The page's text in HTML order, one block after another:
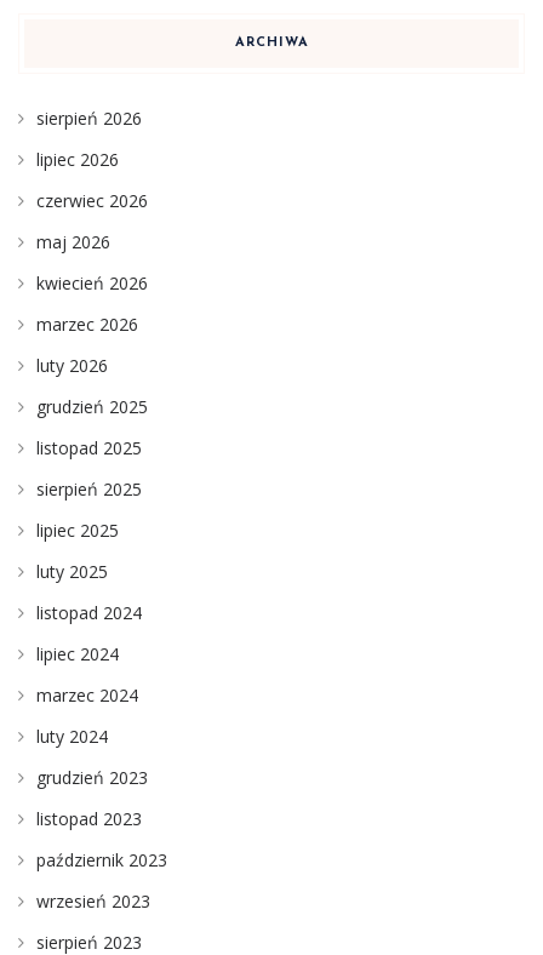
ARCHIWA
sierpień 2026
lipiec 2026
czerwiec 2026
maj 2026
kwiecień 2026
marzec 2026
luty 2026
grudzień 2025
listopad 2025
sierpień 2025
lipiec 2025
luty 2025
listopad 2024
lipiec 2024
marzec 2024
luty 2024
grudzień 2023
listopad 2023
październik 2023
wrzesień 2023
sierpień 2023